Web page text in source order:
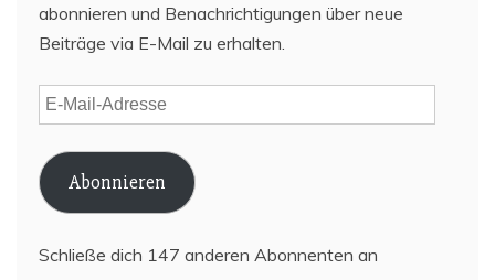
abonnieren und Benachrichtigungen über neue
Beiträge via E-Mail zu erhalten.
E-
Mail-
Adresse
Abonnieren
Schließe dich 147 anderen Abonnenten an